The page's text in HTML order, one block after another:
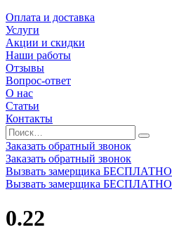
Оплата и доставка
Услуги
Акции и скидки
Наши работы
Отзывы
Вопрос-ответ
О нас
Статьи
Контакты
Заказать обратный звонок
Заказать обратный звонок
Вызвать замерщика БЕСПЛАТНО
Вызвать замерщика БЕСПЛАТНО
0.22